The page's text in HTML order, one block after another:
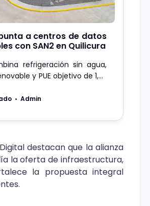
a centros de datos
con SAN2 en Quilicura
refrigeración sin agua,
y PUE objetivo de 1,35
ambiental
Admin
destacan que la alianza
la oferta de infraestructura,
la propuesta integral